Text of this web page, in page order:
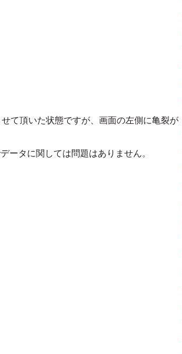
て頂いた状態ですが、画面の左側に亀裂が
タに関しては問題はありません。